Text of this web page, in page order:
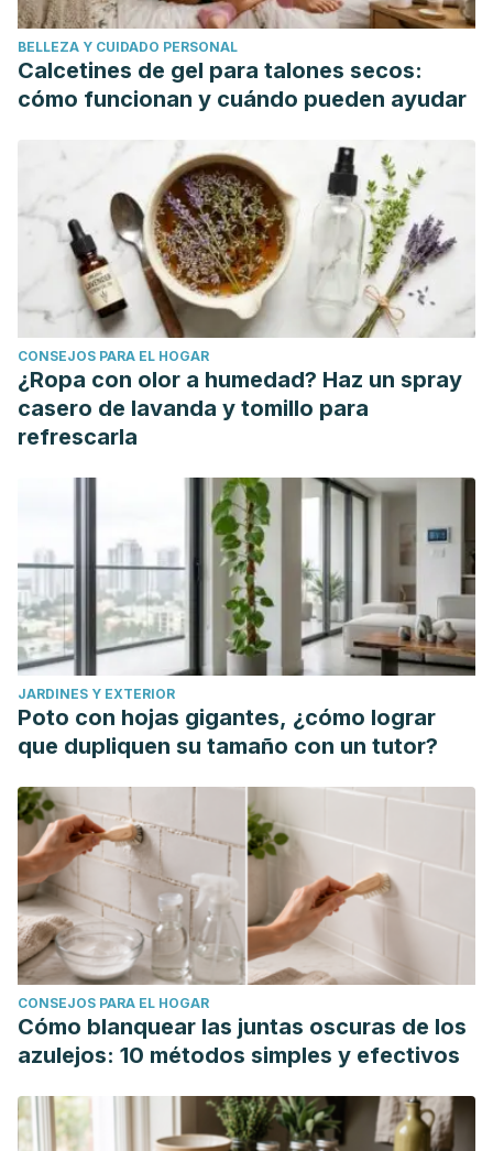
BELLEZA Y CUIDADO PERSONAL
Calcetines de gel para talones secos:
cómo funcionan y cuándo pueden ayudar
CONSEJOS PARA EL HOGAR
¿Ropa con olor a humedad? Haz un spray
casero de lavanda y tomillo para
refrescarla
JARDINES Y EXTERIOR
Poto con hojas gigantes, ¿cómo lograr
que dupliquen su tamaño con un tutor?
CONSEJOS PARA EL HOGAR
Cómo blanquear las juntas oscuras de los
azulejos: 10 métodos simples y efectivos